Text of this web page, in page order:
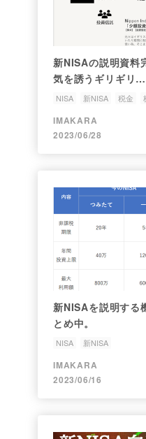
新NISAの説明資料
気を誘うギリギリ…
NISA 新NISA 税金
IMAKARA
2023/06/28
新NISAを説明する
とめ中。
NISA 新NISA
IMAKARA
2023/06/16